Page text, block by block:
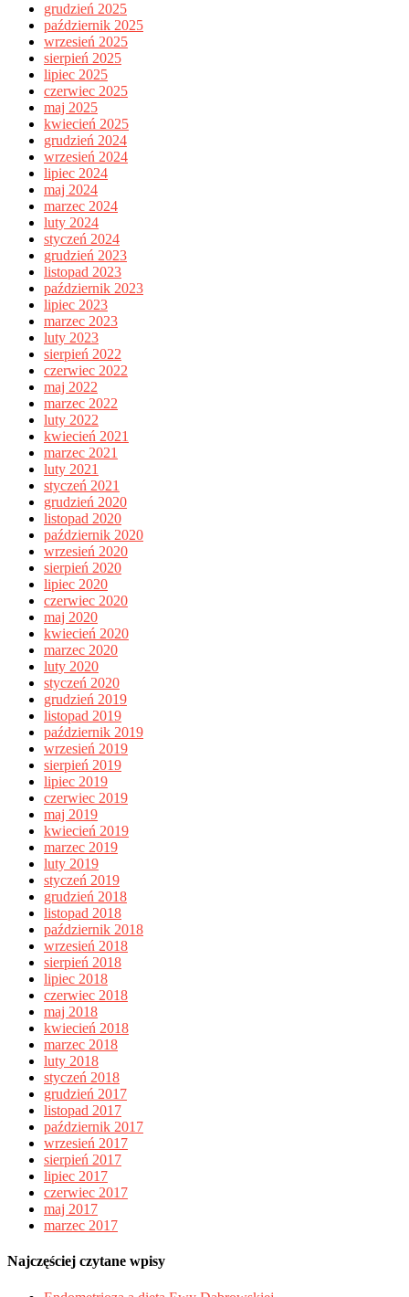
grudzień 2025
październik 2025
wrzesień 2025
sierpień 2025
lipiec 2025
czerwiec 2025
maj 2025
kwiecień 2025
grudzień 2024
wrzesień 2024
lipiec 2024
maj 2024
marzec 2024
luty 2024
styczeń 2024
grudzień 2023
listopad 2023
październik 2023
lipiec 2023
marzec 2023
luty 2023
sierpień 2022
czerwiec 2022
maj 2022
marzec 2022
luty 2022
kwiecień 2021
marzec 2021
luty 2021
styczeń 2021
grudzień 2020
listopad 2020
październik 2020
wrzesień 2020
sierpień 2020
lipiec 2020
czerwiec 2020
maj 2020
kwiecień 2020
marzec 2020
luty 2020
styczeń 2020
grudzień 2019
listopad 2019
październik 2019
wrzesień 2019
sierpień 2019
lipiec 2019
czerwiec 2019
maj 2019
kwiecień 2019
marzec 2019
luty 2019
styczeń 2019
grudzień 2018
listopad 2018
październik 2018
wrzesień 2018
sierpień 2018
lipiec 2018
czerwiec 2018
maj 2018
kwiecień 2018
marzec 2018
luty 2018
styczeń 2018
grudzień 2017
listopad 2017
październik 2017
wrzesień 2017
sierpień 2017
lipiec 2017
czerwiec 2017
maj 2017
marzec 2017
Najczęściej czytane wpisy